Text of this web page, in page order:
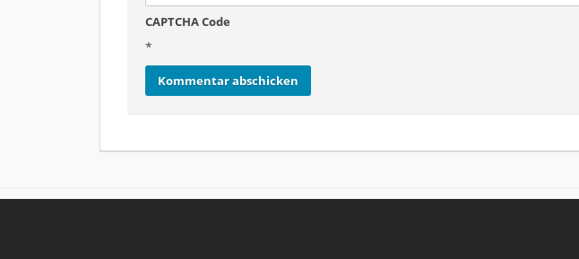
CAPTCHA Code
*